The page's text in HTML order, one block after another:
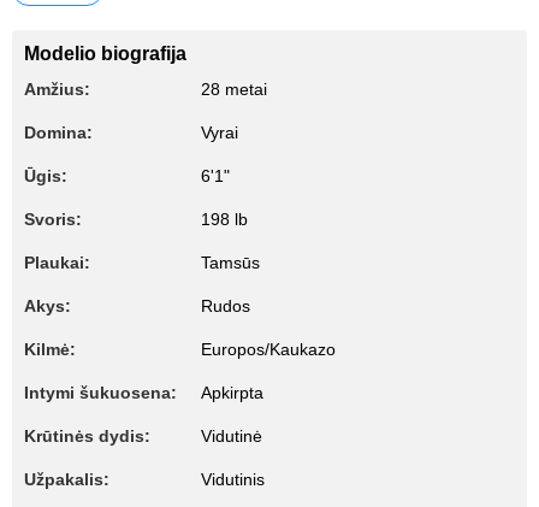
Modelio biografija
Amžius: 28 metai
Domina: Vyrai
Ūgis: 6'1"
Svoris: 198 lb
Plaukai: Tamsūs
Akys: Rudos
Kilmė: Europos/Kaukazo
Intymi šukuosena: Apkirpta
Krūtinės dydis: Vidutinė
Užpakalis: Vidutinis